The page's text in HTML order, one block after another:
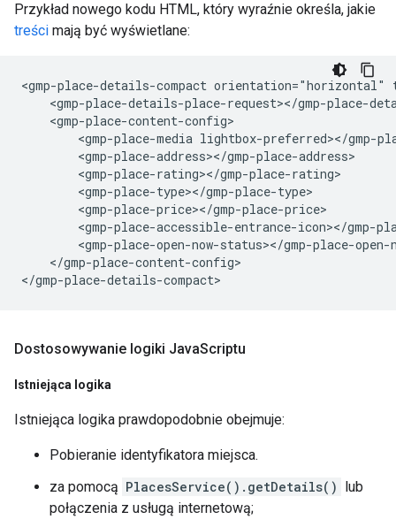
Przykład nowego kodu HTML, który wyraźnie określa, jakie
treści mają być wyświetlane:
<gmp-place-details-compact
<gmp-place-details-place-request></gmp-place-
    <gmp-place-content-config>
<gmp-place-media lightbox-preferred></gmp-
        <gmp-place-address></gmp-place-address>
        <gmp-place-rating></gmp-place-rating>
        <gmp-place-type></gmp-place-type>
        <gmp-place-price></gmp-place-price>
<gmp-place-accessible-entrance-icon></gmp-
<gmp-place-open-now-status></gmp-place-open-
    </gmp-place-content-config>
Dostosowywanie logiki JavaScriptu
Istniejąca logika
Istniejąca logika prawdopodobnie obejmuje:
Pobieranie identyfikatora miejsca.
za pomocą PlacesService().getDetails()
lub
połączenia z usługą internetową;